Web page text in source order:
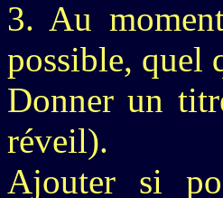
3. Au
possible, quel
Donner un
réveil).
Ajouter si